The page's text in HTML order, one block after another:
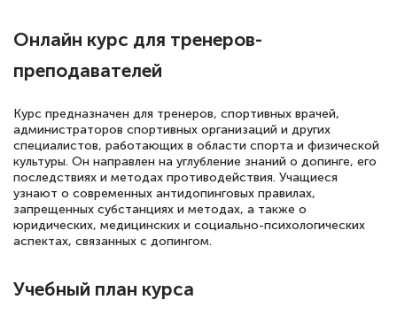
12 марта 2026
вежливое сопровождение! Всё чётко и
понятно! Проходила повышение
квалификации. Ещё раз - СПАСИБО!
Елена Петрикс
Онлайн курс для тренеров-
преподавателей
Курс предназначен для тренеров, спортивных врачей,
администраторов спортивных организаций и других
специалистов, работающих в области спорта и физической
культуры. Он направлен на углубление знаний о допинге, его
последствиях и методах противодействия. Учащиеся
узнают о современных антидопинговых правилах,
запрещенных субстанциях и методах, а также о
юридических, медицинских и социально-психологических
аспектах, связанных с допингом.
Учебный план курса